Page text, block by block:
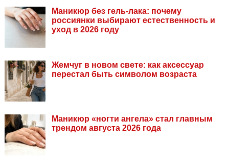
Маникюр без гель-лака: почему
россиянки выбирают естественность и
уход в 2026 году
Жемчуг в новом свете: как аксессуар
перестал быть символом возраста
Маникюр «ногти ангела» стал главным
трендом августа 2026 года